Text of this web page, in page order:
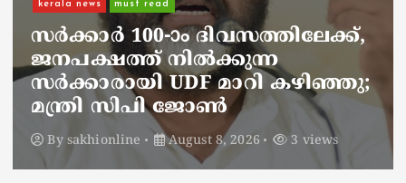
നാടെങ്ങും പൊലീസ് തിരയുന്നു,
ചായകുടിക്കാൻ എടപ്പാളിലെത്തി
അർജുൻ ആയങ്കി;
സഞ്ചരിക്കുന്നത് വാഹനങ്ങൾ
മാറ്റി
By sakhionline August 8, 2026 5 views